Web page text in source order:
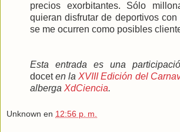
precios exorbitantes. Sólo
quieran disfrutar de deportivos
se me ocurren como posibles
Esta entrada es una
doceten laXVIII Edición del
alberga XdCiencia.
Unknown en 12:56 p. m.